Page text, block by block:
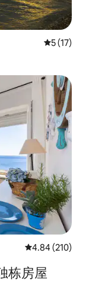
平均评分
5 (17)
平均评分 4.84
4.84 (210)
栋房屋